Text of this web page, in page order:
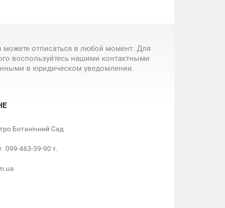
можете отписаться в любой момент. Для
воспользуйтесь нашими контактными
в юридическом уведомлении.
Ботанічний Сад
099-463-39-90 т.